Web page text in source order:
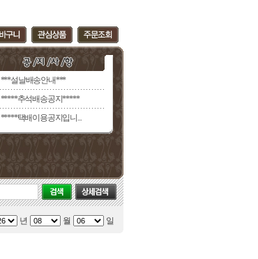
***설날배송안내***
*****추석배송공지*****
*****택배이용공지입니...
년 월 일